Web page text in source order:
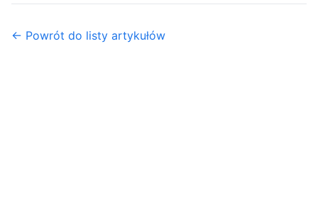
← Powrót do listy artykułów